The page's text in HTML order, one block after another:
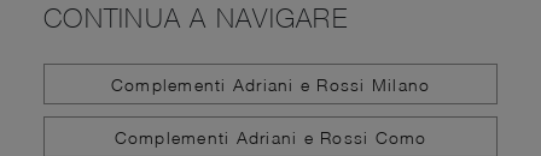
CONTINUA A NAVIGARE
Complementi Adriani e Rossi Milano
Complementi Adriani e Rossi Como